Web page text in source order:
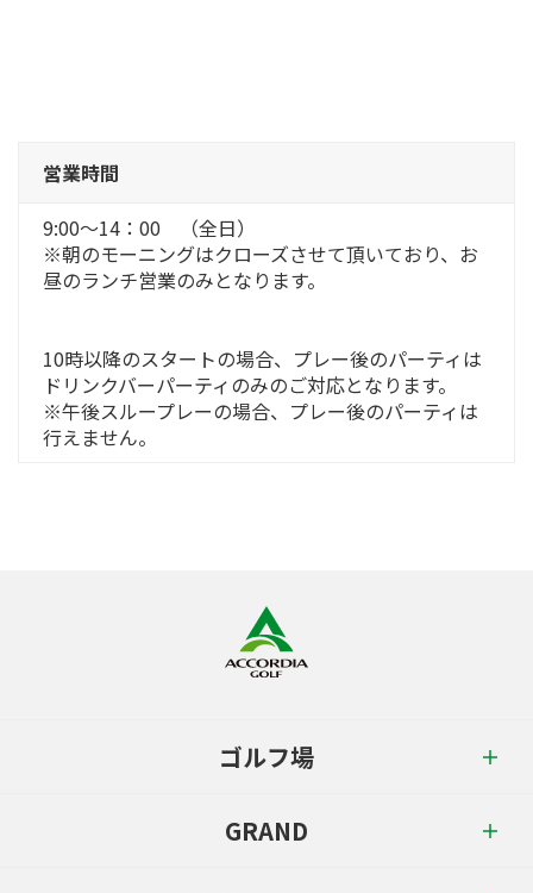
営業時間
9:00～14：00 （全日）
※朝のモーニングはクローズさせて頂いており、お
昼のランチ営業のみとなります。
10時以降のスタートの場合、プレー後のパーティは
ドリンクバーパーティのみのご対応となります。
※午後スループレーの場合、プレー後のパーティは
行えません。
ゴルフ場
GRAND